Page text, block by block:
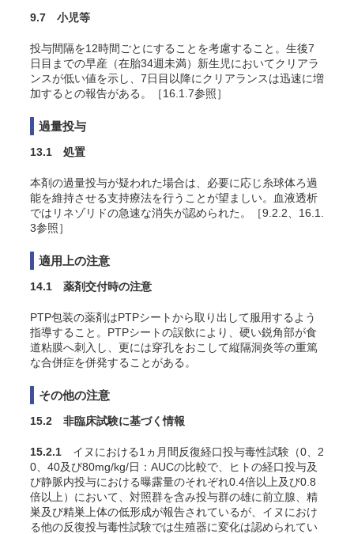
9.7 小児等
投与間隔を12時間ごとにすることを考慮すること。生後7
日目までの早産（在胎34週未満）新生児においてクリアラ
ンスが低い値を示し、7日目以降にクリアランスは迅速に増
加するとの報告がある。［16.1.7参照］
過量投与
13.1 処置
本剤の過量投与が疑われた場合は、必要に応じ糸球体ろ過
能を維持させる支持療法を行うことが望ましい。血液透析
ではリネゾリドの急速な消失が認められた。［9.2.2、16.1.
3参照］
適用上の注意
14.1 薬剤交付時の注意
PTP包装の薬剤はPTPシートから取り出して服用するよう
指導すること。PTPシートの誤飲により、硬い鋭角部が食
道粘膜へ刺入し、更には穿孔をおこして縦隔洞炎等の重篤
な合併症を併発することがある。
その他の注意
15.2 非臨床試験に基づく情報
15.2.1 イヌにおける1ヵ月間反復経口投与毒性試験（0、2
0、40及び80mg/kg/日：AUCの比較で、ヒトの経口投与及
び静脈内投与における曝露量のそれぞれ0.4倍以上及び0.8
倍以上）において、対照群を含み投与群の雄に前立腺、精
巣及び精巣上体の低形成が報告されているが、イヌにおけ
る他の反復投与毒性試験では生殖器に変化は認められてい